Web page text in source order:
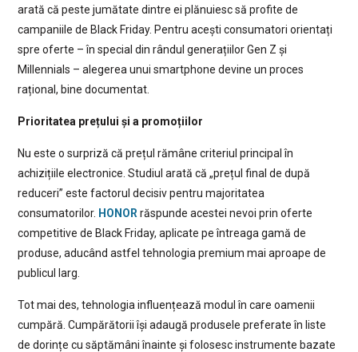
arată că peste jumătate dintre ei plănuiesc să profite de
campaniile de Black Friday. Pentru acești consumatori orientați
spre oferte – în special din rândul generațiilor Gen Z și
Millennials – alegerea unui smartphone devine un proces
rațional, bine documentat.
Prioritatea prețului și a promoțiilor
Nu este o surpriză că prețul rămâne criteriul principal în
achizițiile electronice. Studiul arată că „prețul final de după
reduceri” este factorul decisiv pentru majoritatea
consumatorilor. HONOR răspunde acestei nevoi prin oferte
competitive de Black Friday, aplicate pe întreaga gamă de
produse, aducând astfel tehnologia premium mai aproape de
publicul larg.
Tot mai des, tehnologia influențează modul în care oamenii
cumpără. Cumpărătorii își adaugă produsele preferate în liste
de dorințe cu săptămâni înainte și folosesc instrumente bazate